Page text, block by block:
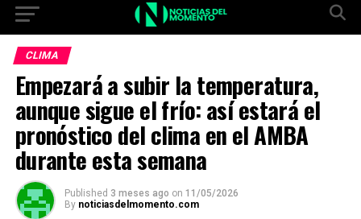
CLIMA
Empezará a subir la temperatura,
aunque sigue el frío: así estará el
pronóstico del clima en el AMBA
durante esta semana
Published 3 meses ago on 11/05/2026
By noticiasdelmomento.com